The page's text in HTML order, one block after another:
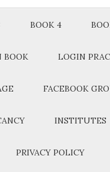
BOOK 4
BOOK LOGIN
FACEBOOK
INSTITUTES
PRIVACY POLICY